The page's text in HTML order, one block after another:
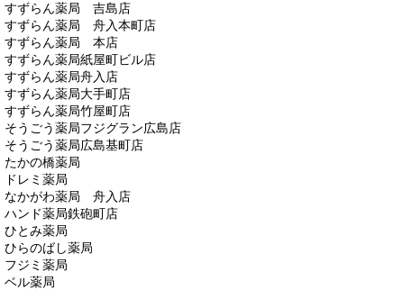
すずらん薬局 吉島店
すずらん薬局 舟入本町店
すずらん薬局 本店
すずらん薬局紙屋町ビル店
すずらん薬局舟入店
すずらん薬局大手町店
すずらん薬局竹屋町店
そうごう薬局フジグラン広島店
そうごう薬局広島基町店
たかの橋薬局
ドレミ薬局
なかがわ薬局 舟入店
ハンド薬局鉄砲町店
ひとみ薬局
ひらのばし薬局
フジミ薬局
ベル薬局